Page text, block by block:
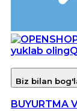
yuklab oling
Biz bilan
BUYURTMA